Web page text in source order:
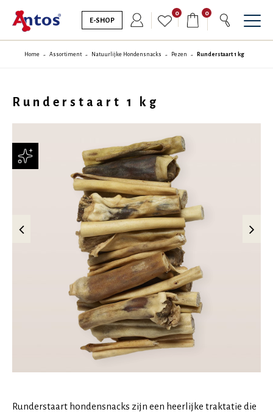
E-SHOP
0 0
Home Assortiment Natuurlijke Hondensnacks Pezen Runderstaart 1 kg
Runderstaart 1 kg
Runderstaart hondensnacks zijn een heerlijke traktatie die